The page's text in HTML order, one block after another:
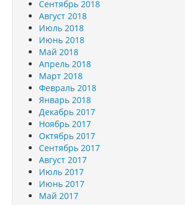
Сентябрь 2018
Август 2018
Июль 2018
Июнь 2018
Май 2018
Апрель 2018
Март 2018
Февраль 2018
Январь 2018
Декабрь 2017
Ноябрь 2017
Октябрь 2017
Сентябрь 2017
Август 2017
Июль 2017
Июнь 2017
Май 2017